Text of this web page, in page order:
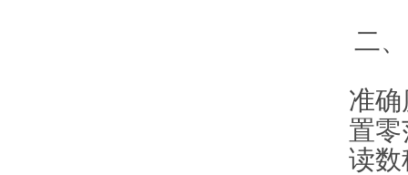
二、
准
置
读数